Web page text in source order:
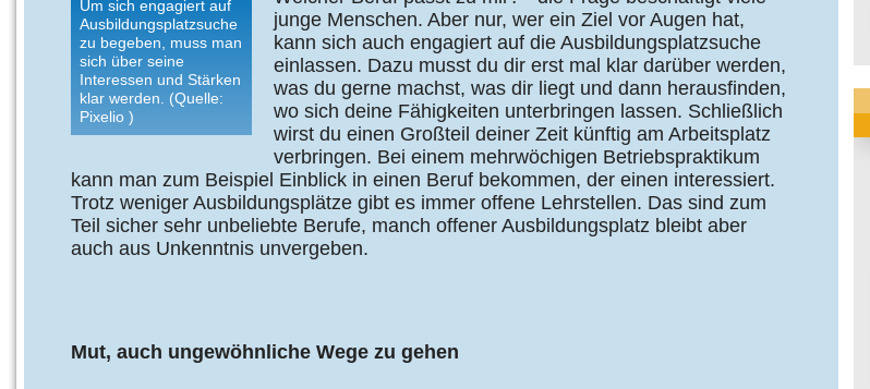
Um sich engagiert auf
Ausbildungsplatzsuche
zu begeben, muss man
sich über seine
Interessen und Stärken
klar werden. (Quelle:
Pixelio )
junge Menschen. Aber nur, wer ein Ziel vor Augen hat,
kann sich auch engagiert auf die Ausbildungsplatzsuche
einlassen. Dazu musst du dir erst mal klar darüber werden,
was du gerne machst, was dir liegt und dann herausfinden,
wo sich deine Fähigkeiten unterbringen lassen. Schließlich
wirst du einen Großteil deiner Zeit künftig am Arbeitsplatz
verbringen. Bei einem mehrwöchigen Betriebspraktikum
kann man zum Beispiel Einblick in einen Beruf bekommen, der einen interessiert.
Trotz weniger Ausbildungsplätze gibt es immer offene Lehrstellen. Das sind zum
Teil sicher sehr unbeliebte Berufe, manch offener Ausbildungsplatz bleibt aber
auch aus Unkenntnis unvergeben.
Mut, auch ungewöhnliche Wege zu gehen